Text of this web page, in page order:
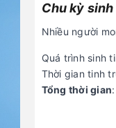
Chu kỳ
Nhiều người
Quá trình sinh
Thời gian tinh
Tổng thời gian